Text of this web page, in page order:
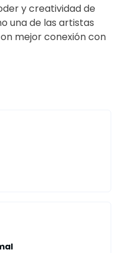
y creatividad de
una de las artistas
mejor conexión con